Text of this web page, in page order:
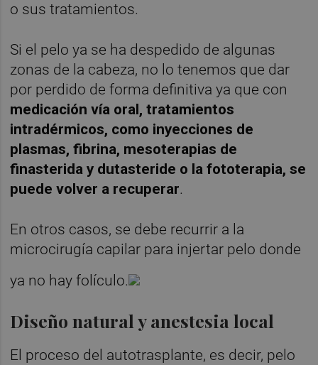
o sus tratamientos.
Si el pelo ya se ha despedido de algunas
zonas de la cabeza, no lo tenemos que dar
por perdido de forma definitiva ya que con
medicación vía oral, tratamientos
intradérmicos, como inyecciones de
plasmas, fibrina, mesoterapias de
finasterida y dutasteride o la fototerapia, se
puede volver a recuperar.
En otros casos, se debe recurrir a la
microcirugía capilar para injertar pelo donde
ya no hay folículo.
Diseño natural y anestesia local
El proceso del autotrasplante, es decir, pelo